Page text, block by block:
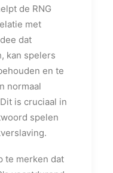
de RNG
met
dat
kan spelers
en te
normaal
is cruciaal in
spelen
te merken dat